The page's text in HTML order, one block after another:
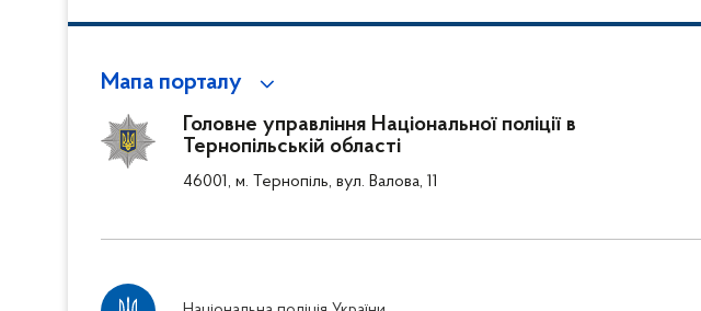
Мапа порталу
Головне управління Національної поліції в
Тернопільській області
46001, м. Тернопіль, вул. Валова, 11